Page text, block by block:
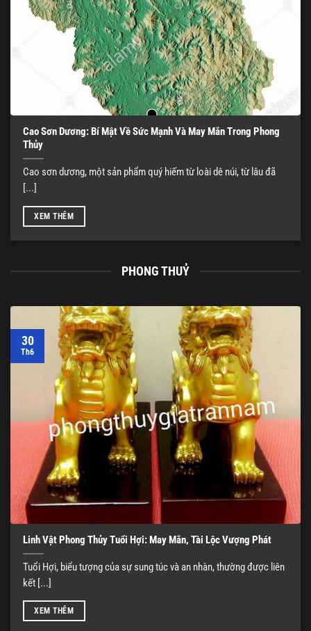
Cao Sơn Dương: Bí Mật Về Sức Mạnh Và May Mắn Trong Phong
Thủy
Cao sơn dương, một sản phẩm quý hiếm từ loài dê núi, từ lâu đã
[...]
XEM THÊM
PHONG THUỶ
Linh Vật Phong Thủy Tuổi Hợi: May Mắn, Tài Lộc Vượng Phát
Tuổi Hợi, biểu tượng của sự sung túc và an nhàn, thường được liên
kết [...]
XEM THÊM
30
Th6